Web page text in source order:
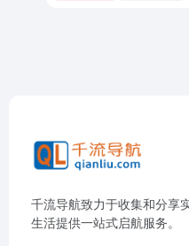
千流导航致力于收集和分享
生活提供一站式启航服务。